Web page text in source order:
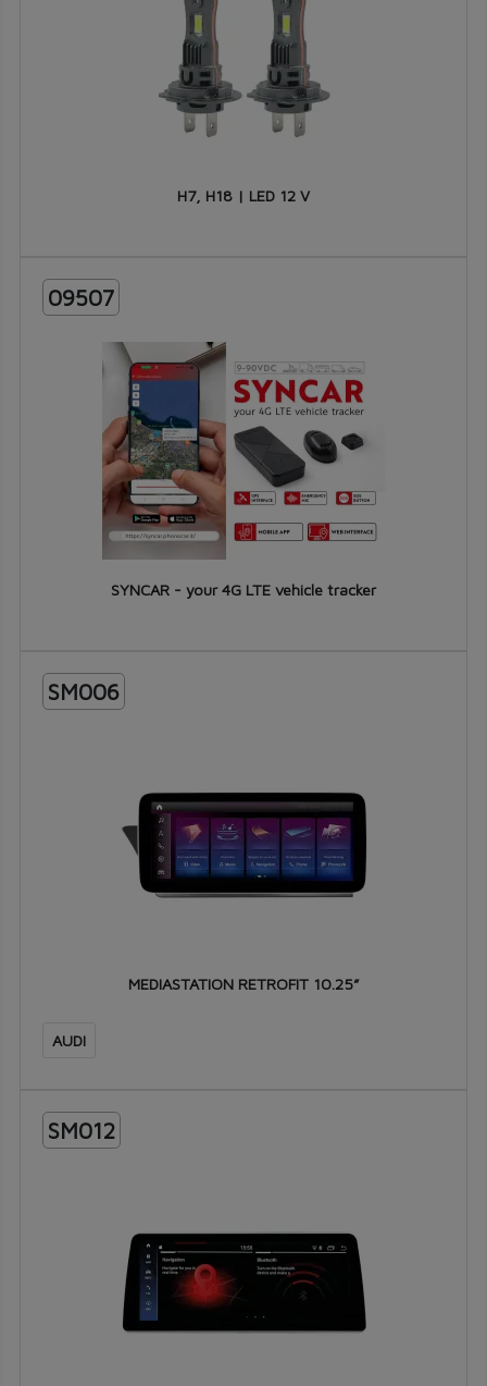
H7, H18 | LED 12 V
09507
SYNCAR - your 4G LTE vehicle tracker
SM006
MEDIASTATION RETROFIT 10.25”
AUDI
SM012